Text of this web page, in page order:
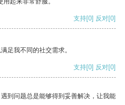
支持[0] 反对[0]
足我不同的社交需求。
支持[0] 反对[0]
到问题总是能够得到妥善解决，让我能